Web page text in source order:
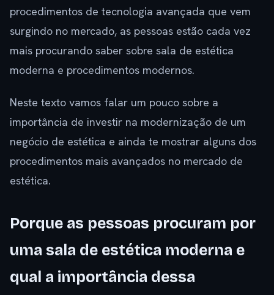
procedimentos de tecnologia avançada que vem
surgindo no mercado, as pessoas estão cada vez
mais procurando saber sobre sala de estética
moderna e procedimentos modernos.
Neste texto vamos falar um pouco sobre a
importância de investir na modernização de um
negócio de estética e ainda te mostrar alguns dos
procedimentos mais avançados no mercado de
estética.
Porque as pessoas procuram por
uma sala de estética moderna e
qual a importância dessa